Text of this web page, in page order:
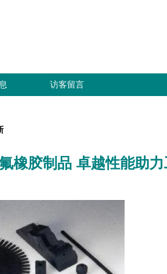
访客留言
橡胶制品 卓越性能助